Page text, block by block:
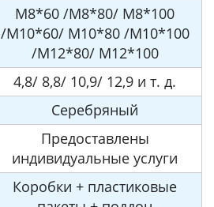
M8*60 /M8*80/ M8*100
/M10*60/ M10*80 /M10*100
/M12*80/ M12*100
4,8/ 8,8/ 10,9/ 12,9 и т. д.
Серебряный
Предоставлены
индивидуальные услуги
Коробки + пластиковые